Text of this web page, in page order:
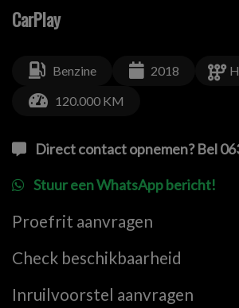
CarPlay
Benzine 2018
120.000 KM
Direct contact opnemen? Bel
Stuur een WhatsApp bericht!
Proefrit aanvragen
Check beschikbaarheid
Inruilvoorstel aanvragen